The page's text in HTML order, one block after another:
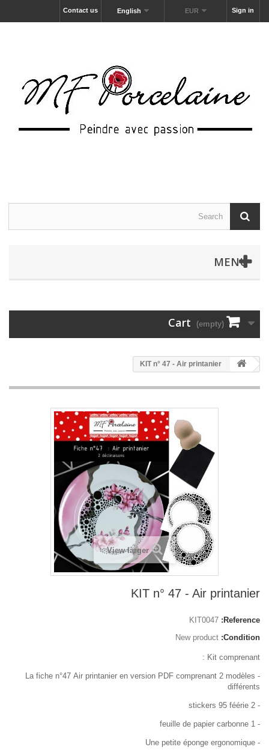
Sign in
EUR
English
Contact us
MENU
Cart (empty)
View larger
KIT n° 47 - Air printanier
Reference:
KIT0047
Condition:
New product
Kit comprenant :
- La fiche n°47 Air printanier en version PDF comprenant 2 modèles
différents
- 2 stickers 95 féérie
- 1 feuille de papier carbonne
- Une petite éponge ergonomique